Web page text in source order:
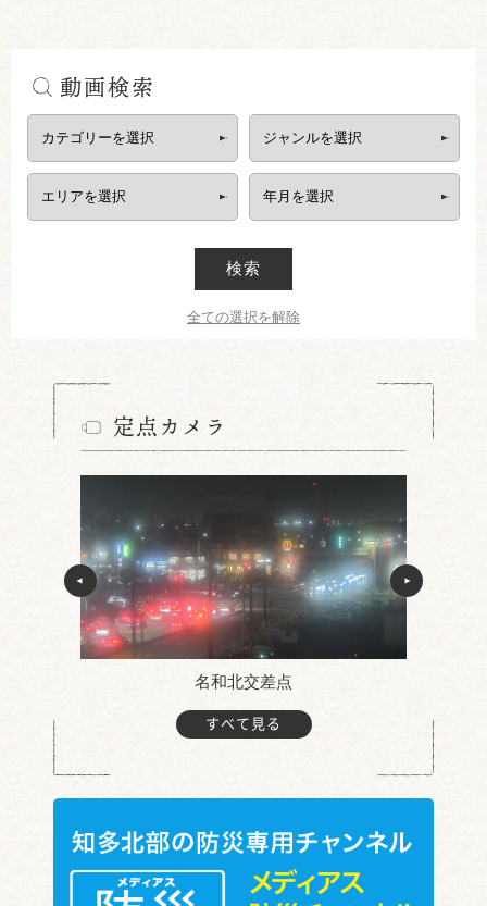
動画検索
検索
全ての選択を解除
定点カメラ
名和北交差点
すべて見る